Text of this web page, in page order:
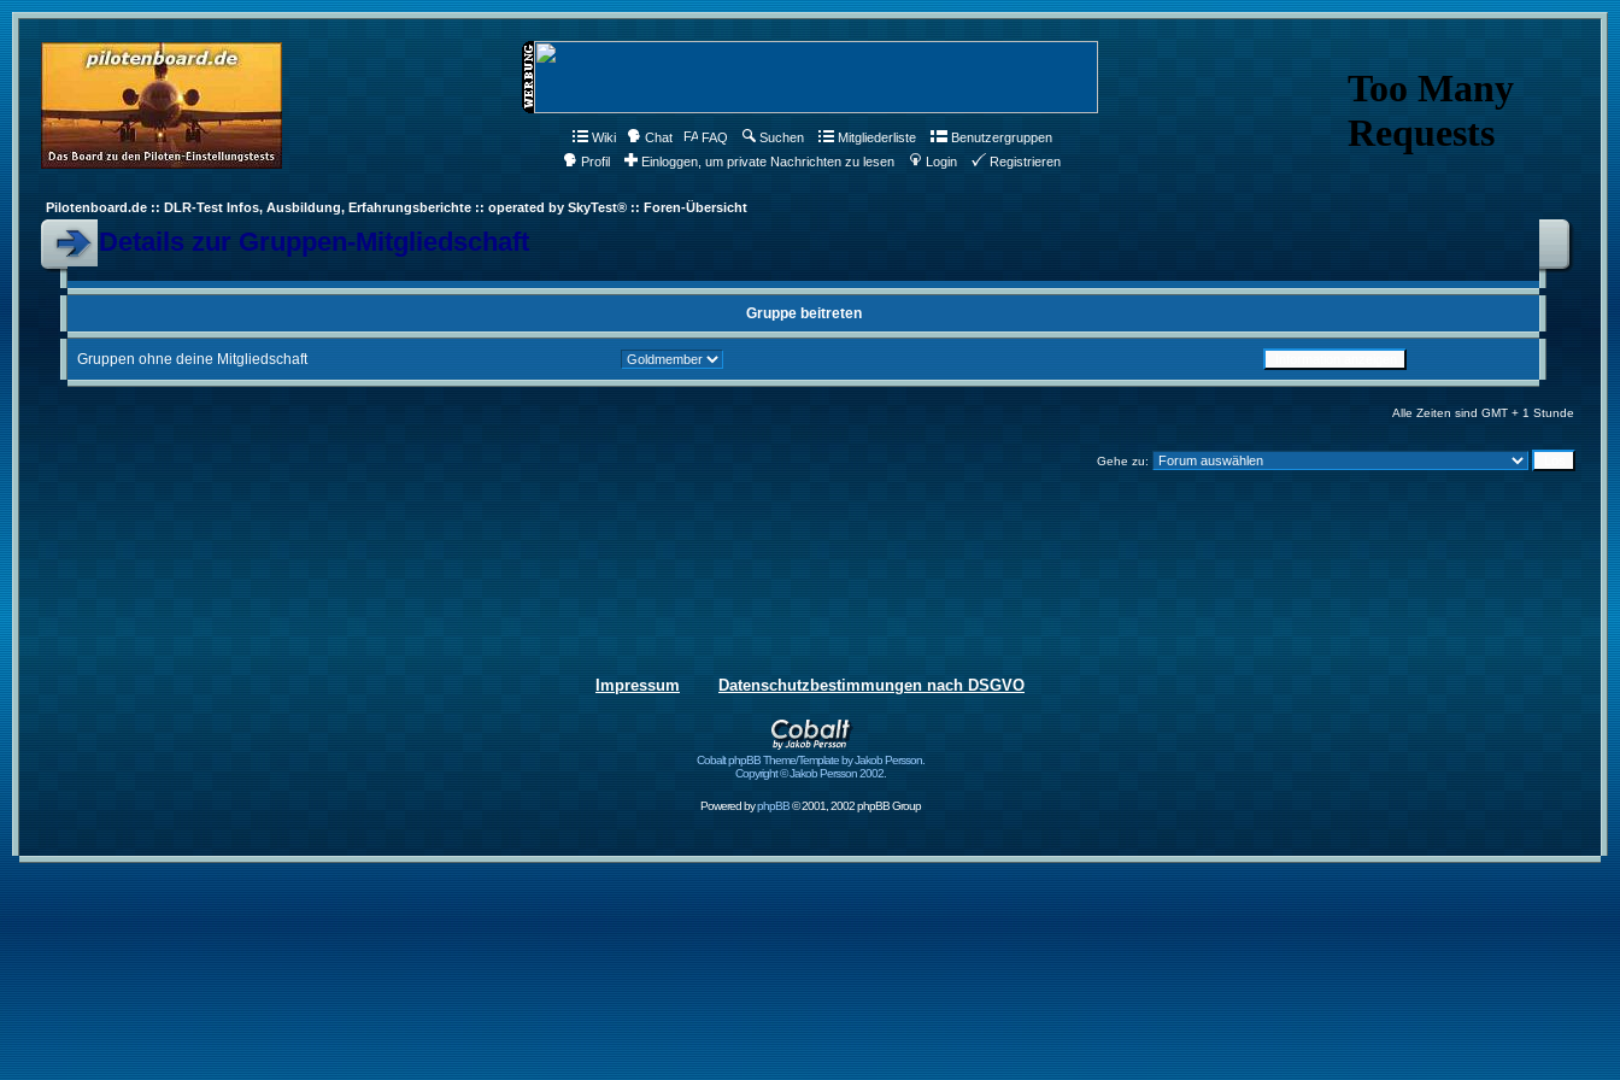
Wiki Chat FAQ Suchen Mitgliederliste
Benutzergruppen
Profil
Einloggen, um private Nachrichten zu lesen Login Registrieren
Pilotenboard.de :: DLR-Test Infos, Ausbildung, Erfahrungsberichte :: operated by SkyTest® :: Foren-Übersicht
Details zur Gruppen-Mitgliedschaft
Gruppe beitreten
Gruppen ohne deine Mitgliedschaft
Alle Zeiten sind GMT + 1 Stunde
Gehe zu:
Impressum Datenschutzbestimmungen nach DSGVO
Cobalt phpBB Theme/Template by Jakob Persson.
Copyright © Jakob Persson 2002.
Powered byphpBB© 2001, 2002 phpBB Group